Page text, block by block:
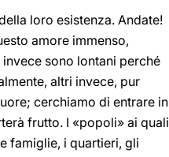
loro esistenza. Andate!
amore immenso,
sono lontani perché
altri invece, pur
cerchiamo di entrare in
frutto. I «popoli» ai quali
famiglie, i quartieri, gli